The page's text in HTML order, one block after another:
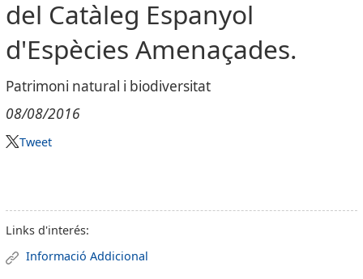
del Catàleg Espanyol
d'Espècies Amenaçades.
Patrimoni natural i biodiversitat
08/08/2016
Tweet
Links d'interés:
Informació Addicional